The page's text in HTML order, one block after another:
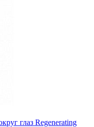
глаз Regenerating